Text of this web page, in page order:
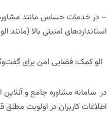
– در خدمات حساس مانند مشاوره
استانداردهای امنیتی بالا
الو کمک: فضایی امن برای
در سامانه مشاوره جامع و
اطلاعات کاربران در اولویت مطلق